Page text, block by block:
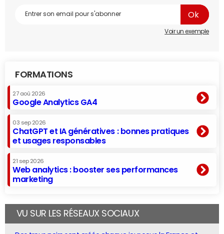
Voir un exemple
FORMATIONS
27 aoû 2026
Google Analytics GA4
03 sep 2026
ChatGPT et IA génératives : bonnes pratiques
et usages responsables
21 sep 2026
Web analytics : booster ses performances
marketing
VU SUR LES RÉSEAUX SOCIAUX